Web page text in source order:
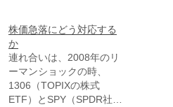
株価急落にどう対応する
か
連れ合いは、2008年のリ
ーマンショックの時、
1306（TOPIXの株式
ETF）とSPY（SPDR社…